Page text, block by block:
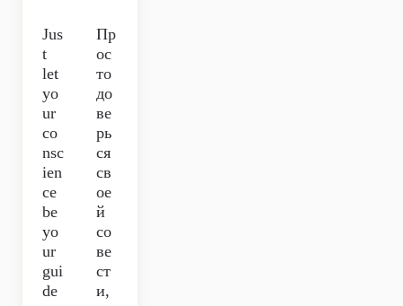
Jus
t
let
yo
ur
co
nsc
ien
ce
bе
yo
ur
gui
de
Пр
ос
то
до
ве
рь
ся
св
ое
й
со
ве
ст
и,